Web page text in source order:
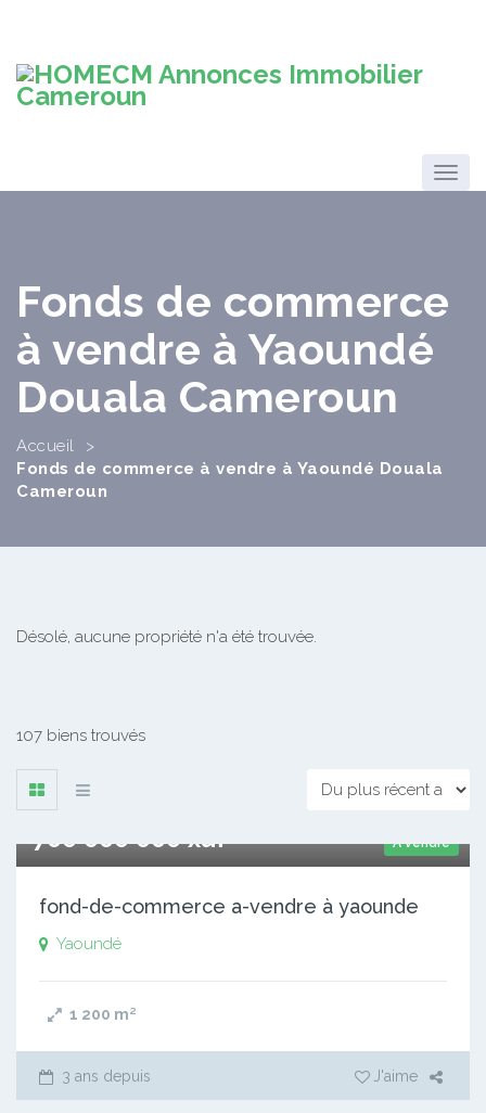
Fonds de commerce
à vendre à Yaoundé
Douala Cameroun
Accueil
>
Fonds de commerce à vendre à Yaoundé Douala
Cameroun
Désolé, aucune propriété n'a été trouvée.
107 biens trouvés
A vendre
700 000 000 xaf
fond-de-commerce a-vendre à yaounde
Yaoundé
1 200 m²
3 ans depuis J'aime